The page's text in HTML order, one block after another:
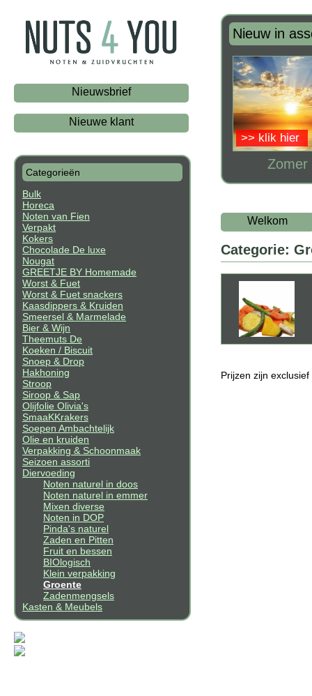
Nieuwsbrief
Nieuwe klant
Categorieën
Bulk
Horeca
Noten van Fien
Verpakt
Kokers
Chocolade De luxe
Nougat
GREETJE BY Homemade
Worst & Fuet
Worst & Fuet snackers
Kaasdippers & Kruiden
Smeersel & Marmelade
Bier & Wijn
Theemuts De
Koeken / Biscuit
Snoep & Drop
Hakhoning
Stroop
Siroop & Sap
Olijfolie Olivia's
SmaaKKrakers
Soepen Ambachtelijk
Olie en kruiden
Verpakking & Schoonmaak
Seizoen assorti
Diervoeding
Noten naturel in doos
Noten naturel in emmer
Mixen diverse
Noten in DOP
Pinda's naturel
Zaden en Pitten
Fruit en bessen
BIOlogisch
Klein verpakking
Groente
Zadenmengsels
Kasten & Meubels
Nieuw in
Zomer
>> klik hier
Welkom
Categorie:
Prijzen zijn